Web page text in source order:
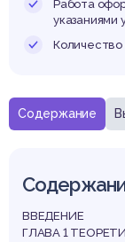
Содержание
ВВЕДЕНИЕ
ГЛАВА 1
Работа
указаниями
Количество